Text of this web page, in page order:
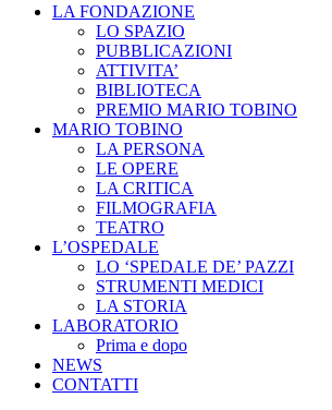
LA FONDAZIONE
LO SPAZIO
PUBBLICAZIONI
ATTIVITA’
BIBLIOTECA
PREMIO MARIO TOBINO
MARIO TOBINO
LA PERSONA
LE OPERE
LA CRITICA
FILMOGRAFIA
TEATRO
L’OSPEDALE
LO ‘SPEDALE DE’ PAZZI
STRUMENTI MEDICI
LA STORIA
LABORATORIO
Prima e dopo
NEWS
CONTATTI